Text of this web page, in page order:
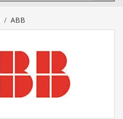
/ ABB